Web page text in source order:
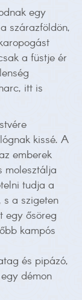
egy
szárazföldön,
a füstje ér
itt is
kissé. A
emberek
molesztálja
tudja a
s a szigeten
egy ősöreg
kampós
és pipázó,
démon